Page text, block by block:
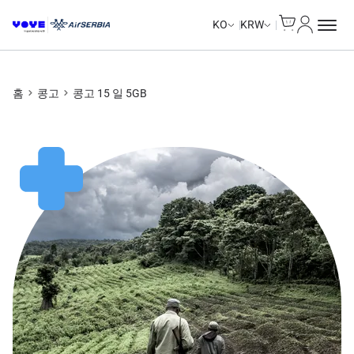
KO KRW
홈 콩고 콩고 15 일 5GB